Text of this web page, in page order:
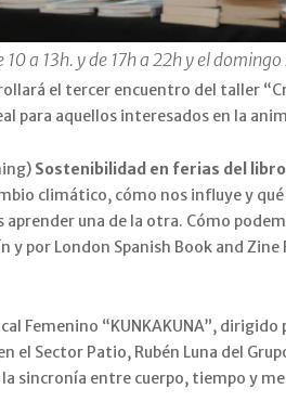
a 13h. y de 17h a 22h y el
el tercer encuentro del taller
para aquellos interesados en la
Sostenibilidad en ferias del
climático, cómo nos influye y
aprender una de la otra. Cómo
y por London Spanish Book and
Femenino “KUNKAKUNA”,
el Sector Patio, Rubén Luna del
sincronía entre cuerpo, tiempo y